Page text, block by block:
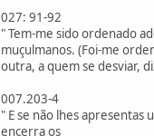
027: 91-92
" Tem-me sido ordenado
muçulmanos. (Foi-me
outra, a quem se desviar,
007.203-4
" E se não lhes apresentas
encerra os